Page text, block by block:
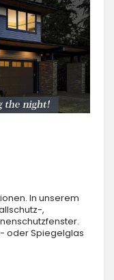
In unserem
,
oder Spiegelglas